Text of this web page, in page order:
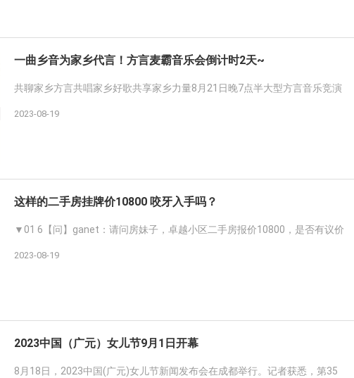
一曲乡音为家乡代言！方言麦霸音乐会倒计时2天~
共聊家乡方言共唱家乡好歌共享家乡力量8月21日晚7点半大型方言音乐竞演
2023-08-19
这样的二手房挂牌价10800 咬牙入手吗？
▼01 6【问】ganet：请问房妹子，卓越小区二手房报价10800，是否有议价
2023-08-19
2023中国（广元）女儿节9月1日开幕
8月18日，2023中国(广元)女儿节新闻发布会在成都举行。记者获悉，第35